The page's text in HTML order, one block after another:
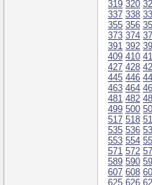
319 320
337 338
355 356
373 374
391 392
409 410
427 428
445 446
463 464
481 482
499 500
517 518
535 536
553 554
571 572
589 590
607 608
625 626